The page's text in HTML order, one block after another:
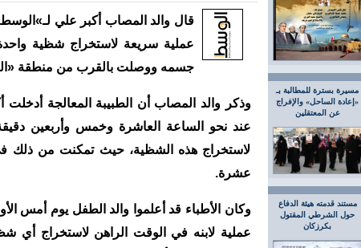
مسيرة بسترة للمطالبة بـ
«إعادة الساحل» والإفراج
عن المعتقلين
مستند قدمته هيئة الدفاع
حول الشرطي المقتول
بكرزكان
قال والد المصاب أكبر علي لـ»الوسط»
عملية سريعة لاستخراج شظية
جسمه ووصلت بالقرب من منطقة
وذكر والد المصاب أن الطبيبة المعالجة أدخلت
عند نحو الساعة العاشرة وخمس وأربعين
لاستخراج هذه الشظية، حيث تمكنت من ذلك في
عشرة.
وكان الأطباء قد أعلموا والد الطفل يوم أمس
عملية لابنه في الوقت الراهن لاستخراج أي